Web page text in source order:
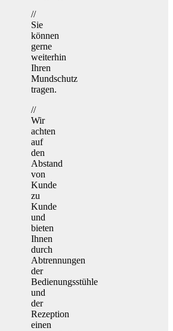
//
Sie
können
gerne
weiterhin
Ihren
Mundschutz
tragen.
//
Wir
achten
auf
den
Abstand
von
Kunde
zu
Kunde
und
bieten
Ihnen
durch
Abtrennungen
der
Bedienungsstühle
und
der
Rezeption
einen